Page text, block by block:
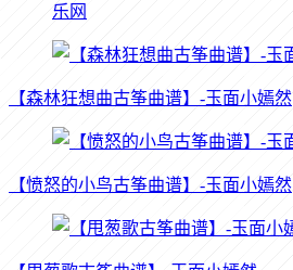
乐网
【森林狂想曲古筝曲谱】-玉面小嫣然
【愤怒的小鸟古筝曲谱】-玉面小嫣然